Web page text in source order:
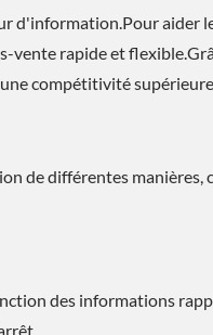
d'information.Pour aider
vente rapide et
compétitivité
de différentes manières,
des informations